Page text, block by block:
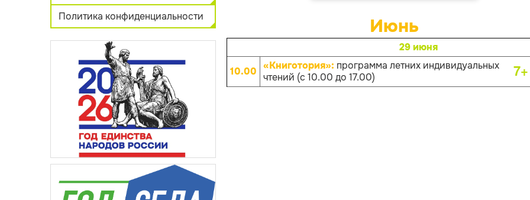
Политика конфиденциальности
Июнь
29 июня
10.00 «Книготория»: программа летних индивидуальных
чтений (с 10.00 до 17.00)
7+